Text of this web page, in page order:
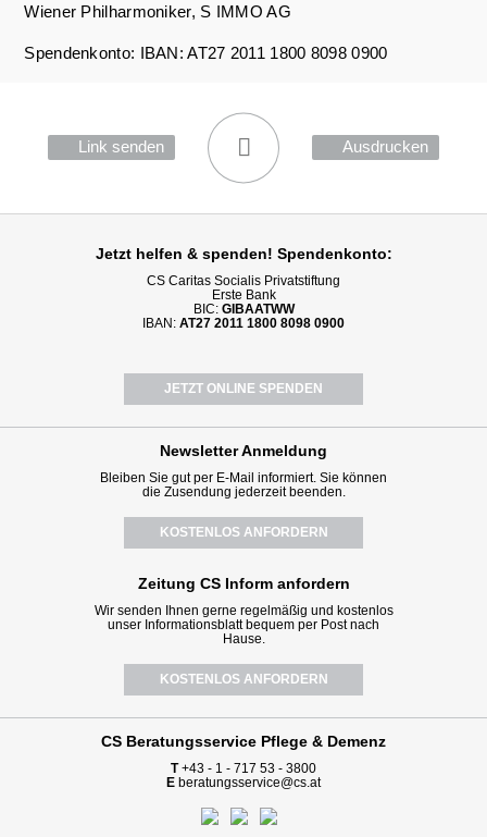
Wiener Philharmoniker, S IMMO AG
Spendenkonto: IBAN: AT27 2011 1800 8098 0900
Link senden Ausdrucken
Jetzt helfen & spenden! Spendenkonto:
CS Caritas Socialis Privatstiftung
Erste Bank
BIC: GIBAATWW
IBAN: AT27 2011 1800 8098 0900
JETZT ONLINE SPENDEN
NewsletterAnmeldung
Bleiben Sie gut per E-Mail informiert. Sie können
die Zusendung jederzeit beenden.
KOSTENLOS ANFORDERN
Zeitung CS Inform anfordern
Wir senden Ihnen gerne regelmäßig und kostenlos
unser Informationsblatt bequem per Post nach
Hause.
KOSTENLOS ANFORDERN
CS Beratungsservice Pflege & Demenz
T+43 - 1 - 717 53 - 3800
E beratungsservice@cs.at